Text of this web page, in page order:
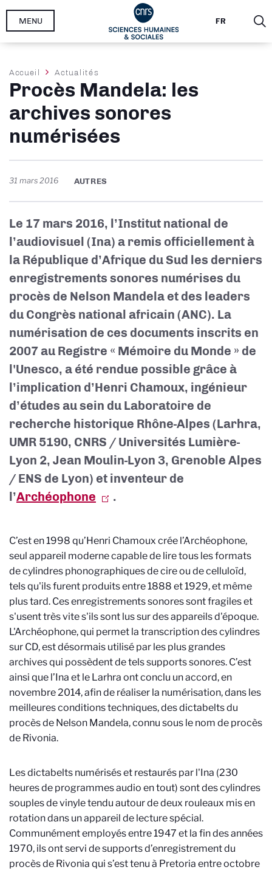
Aller
FR
MENU
Fil
d'Ariane
Accueil Actualités
Procès Mandela: les
archives sonores
numérisées
31 mars 2016 AUTRES
Le 17 mars 2016, l’Institut national de
l’audiovisuel (Ina) a remis officiellement à
la République d’Afrique du Sud les derniers
enregistrements sonores numérises du
procès de Nelson Mandela et des leaders
du Congrès national africain (ANC). La
numérisation de ces documents inscrits en
2007 au Registre « Mémoire du Monde » de
l'Unesco, a été rendue possible grâce à
l’implication d’Henri Chamoux, ingénieur
d’études au sein du Laboratoire de
recherche historique Rhône-Alpes (Larhra,
UMR 5190, CNRS / Universités Lumière-
Lyon 2, Jean Moulin-Lyon 3, Grenoble Alpes
/ ENS de Lyon) et inventeur de
l’Archéophone .
C’est en 1998 qu’Henri Chamoux crée l’Archéophone,
seul appareil moderne capable de lire tous les formats
de cylindres phonographiques de cire ou de celluloïd,
tels qu'ils furent produits entre 1888 et 1929, et même
plus tard. Ces enregistrements sonores sont fragiles et
s'usent très vite s'ils sont lus sur des appareils d'époque.
L'Archéophone, qui permet la transcription des cylindres
sur CD, est désormais utilisé par les plus grandes
archives qui possèdent de tels supports sonores. C’est
ainsi que l’Ina et le Larhra ont conclu un accord, en
novembre 2014, afin de réaliser la numérisation, dans les
meilleures conditions techniques, des dictabelts du
procès de Nelson Mandela, connu sous le nom de procès
de Rivonia.
Les dictabelts numérisés et restaurés par l'Ina (230
heures de programmes audio en tout) sont des cylindres
souples de vinyle tendu autour de deux rouleaux mis en
rotation dans un appareil de lecture spécial.
Communément employés entre 1947 et la fin des années
1970, ils ont servi de supports d’enregistrement du
procès de Rivonia qui s’est tenu à Pretoria entre octobre